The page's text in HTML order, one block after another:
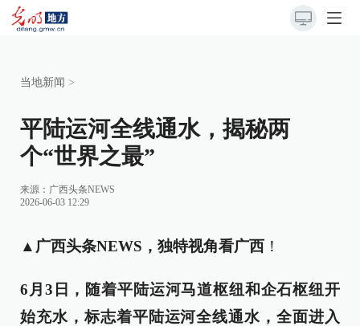
当地新闻 >
平陆运河全线通水，揭秘两
个“世界之最”
来源：广西头条NEWS
2026-06-03 12:29
▲广西头条NEWS，独特视角看广西 ！
6月3日，随着平陆运河马道枢纽和企石枢纽开
始充水，标志着平陆运河全线通水，全面进入